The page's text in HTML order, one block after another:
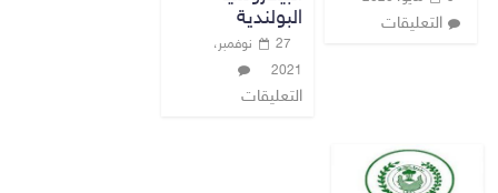
التعليقات
البولندية
27 نوفمبر،
2021
التعليقات